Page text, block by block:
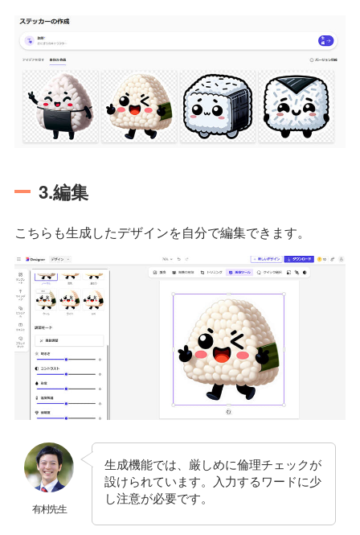
3.編集
こちらも生成したデザインを自分で編集できます。
有村先生
生成機能では、厳しめに倫理チェックが
設けられています。入力するワードに少
し注意が必要です。